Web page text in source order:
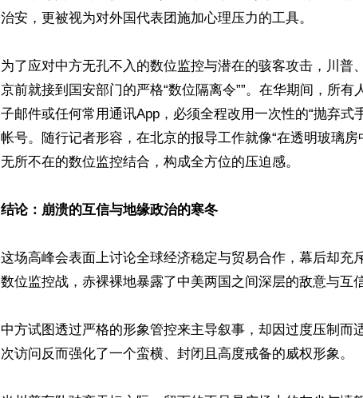
治安，更被视为对外国代表团施加心理压力的工具。
为了应对中方无孔不入的数位监控与潜在的骇客攻击，川普
京前就接到国安部门的严格“数位隔离令””。在华期间，所
子邮件或任何常用通讯App，必须全程改用一次性的“抛弃式
帐号。随行记者形容，在北京的报导工作就像“在透明玻璃
无所不在的数位监控结合，构成全方位的压迫感。
结论：崩溃的互信与地缘政治的寒冬
这场高峰会表面上讨论全球经济稳定与贸易合作，幕后却充
数位监控战，赤裸裸地暴露了中美两国之间深层的敌意与互
中方试图透过严格的形象管控来主导叙事，却因过度压制而
次访问反而强化了一个蛮横、封闭且高度戒备的威权形象。